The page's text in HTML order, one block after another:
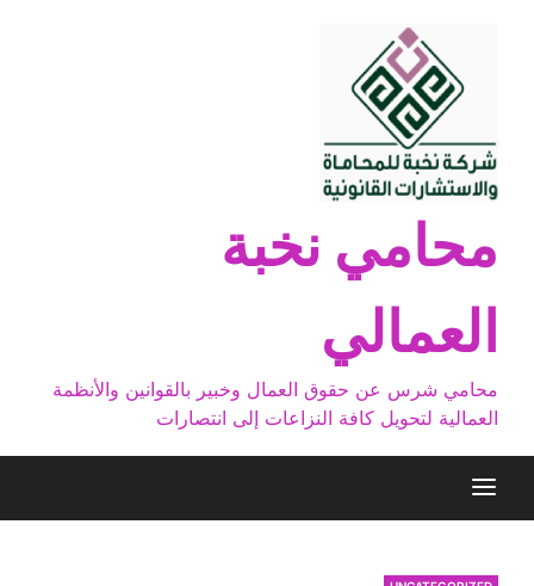
محامي نخبة
العمالي
محامي شرس عن حقوق العمال وخبير بالقوانين والأنظمة
العمالية لتحويل كافة النزاعات إلى انتصارات